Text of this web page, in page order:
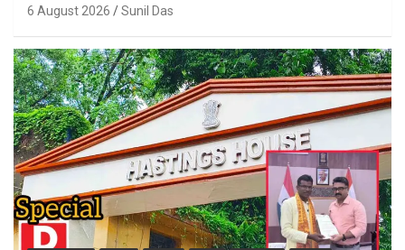
6 August 2026 Sunil Das